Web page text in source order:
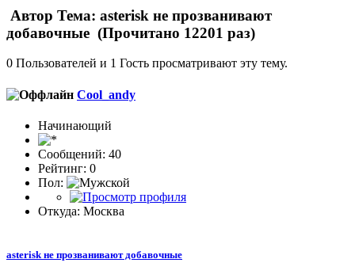
Автор Тема: asterisk не прозванивают
добавочные (Прочитано 12201 раз)
0 Пользователей и 1 Гость просматривают эту тему.
Cool_andy
Начинающий
Сообщений: 40
Рейтинг: 0
Пол:
Откуда: Москва
asterisk не прозванивают добавочные